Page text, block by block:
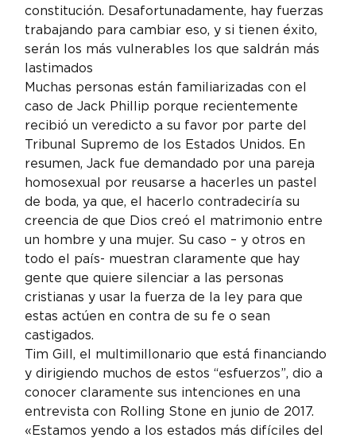
constitución. Desafortunadamente, hay fuerzas
trabajando para cambiar eso, y si tienen éxito,
serán los más vulnerables los que saldrán más
lastimados
Muchas personas están familiarizadas con el
caso de Jack Phillip porque recientemente
recibió un veredicto a su favor por parte del
Tribunal Supremo de los Estados Unidos. En
resumen, Jack fue demandado por una pareja
homosexual por reusarse a hacerles un pastel
de boda, ya que, el hacerlo contradeciría su
creencia de que Dios creó el matrimonio entre
un hombre y una mujer. Su caso – y otros en
todo el país- muestran claramente que hay
gente que quiere silenciar a las personas
cristianas y usar la fuerza de la ley para que
estas actúen en contra de su fe o sean
castigados.
Tim Gill, el multimillonario que está financiando
y dirigiendo muchos de estos “esfuerzos”, dio a
conocer claramente sus intenciones en una
entrevista con Rolling Stone en junio de 2017.
«Estamos yendo a los estados más difíciles del